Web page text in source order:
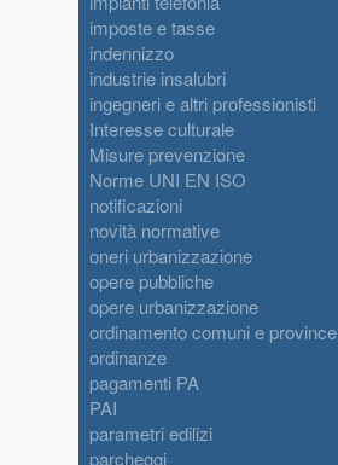
imposte e tasse
indennizzo
industrie insalubri
ingegneri e altri professionisti
Interesse culturale
Misure prevenzione
Norme UNI EN ISO
notificazioni
novità normative
oneri urbanizzazione
opere pubbliche
opere urbanizzazione
ordinamento comuni e province
ordinanze
pagamenti PA
PAI
parametri edilizi
parcheggi